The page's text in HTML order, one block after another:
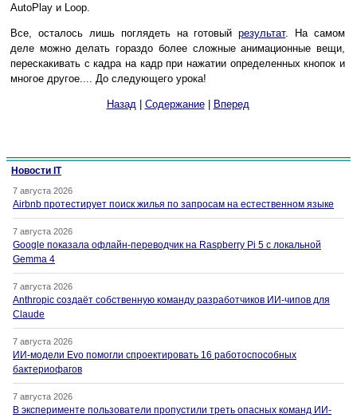
AutoPlay и Loop.
Все, осталось лишь поглядеть на готовыйрезультат. На самом
деле можно делать гораздо более сложные анимационные вещи,
перескакивать с кадра на кадр при нажатии определенных кнопок и
многое другое.... До следующего урока!
Назад| Содержание| Вперед
Новости IT
7 августа 2026
Airbnb протестирует поиск жилья по запросам на естественном языке
7 августа 2026
Google показала офлайн-переводчик на Raspberry Pi 5 с локальной
Gemma 4
7 августа 2026
Anthropic создаёт собственную команду разработчиков ИИ-чипов для
Claude
7 августа 2026
ИИ-модели Evo помогли спроектировать 16 работоспособных
бактериофагов
7 августа 2026
В эксперименте пользователи пропустили треть опасных команд ИИ-